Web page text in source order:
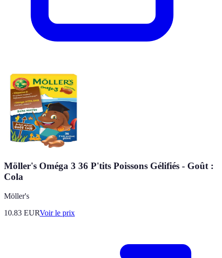
Möller's Oméga 3 36 P'tits Poissons Gélifiés - Goût :
Cola
Möller's
10.83 EURVoir le prix